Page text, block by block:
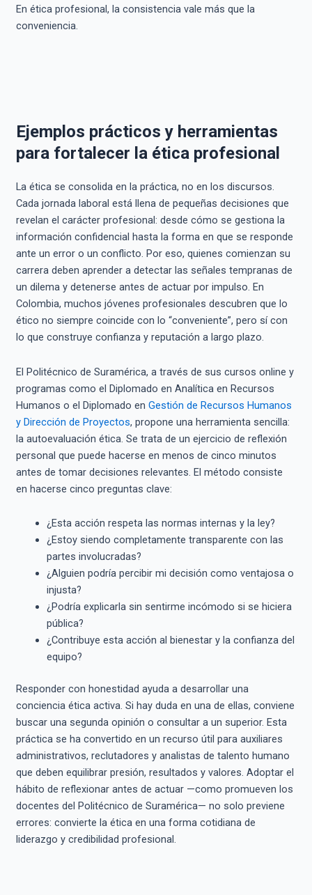
En ética profesional, la consistencia vale más que la
conveniencia.
Ejemplos prácticos y herramientas
para fortalecer la ética profesional
La ética se consolida en la práctica, no en los discursos.
Cada jornada laboral está llena de pequeñas decisiones que
revelan el carácter profesional: desde cómo se gestiona la
información confidencial hasta la forma en que se responde
ante un error o un conflicto. Por eso, quienes comienzan su
carrera deben aprender a detectar las señales tempranas de
un dilema y detenerse antes de actuar por impulso. En
Colombia, muchos jóvenes profesionales descubren que lo
ético no siempre coincide con lo “conveniente”, pero sí con
lo que construye confianza y reputación a largo plazo.
El Politécnico de Suramérica, a través de sus cursos online y
programas como el Diplomado en Analítica en Recursos
Humanos o el Diplomado en Gestión de Recursos Humanos
y Dirección de Proyectos, propone una herramienta sencilla:
la autoevaluación ética. Se trata de un ejercicio de reflexión
personal que puede hacerse en menos de cinco minutos
antes de tomar decisiones relevantes. El método consiste
en hacerse cinco preguntas clave:
¿Esta acción respeta las normas internas y la ley?
¿Estoy siendo completamente transparente con las
partes involucradas?
¿Alguien podría percibir mi decisión como ventajosa o
injusta?
¿Podría explicarla sin sentirme incómodo si se hiciera
pública?
¿Contribuye esta acción al bienestar y la confianza del
equipo?
Responder con honestidad ayuda a desarrollar una
conciencia ética activa. Si hay duda en una de ellas, conviene
buscar una segunda opinión o consultar a un superior. Esta
práctica se ha convertido en un recurso útil para auxiliares
administrativos, reclutadores y analistas de talento humano
que deben equilibrar presión, resultados y valores. Adoptar el
hábito de reflexionar antes de actuar —como promueven los
docentes del Politécnico de Suramérica— no solo previene
errores: convierte la ética en una forma cotidiana de
liderazgo y credibilidad profesional.